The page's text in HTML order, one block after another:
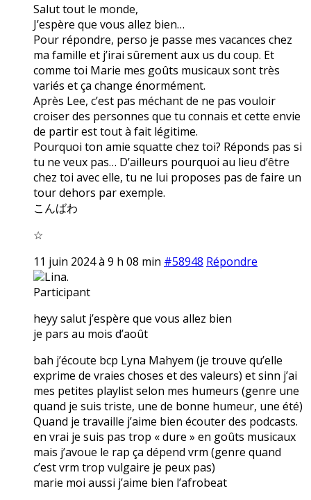
Salut tout le monde,
J’espère que vous allez bien…
Pour répondre, perso je passe mes vacances chez
ma famille et j’irai sûrement aux us du coup. Et
comme toi Marie mes goûts musicaux sont très
variés et ça change énormément.
Après Lee, c’est pas méchant de ne pas vouloir
croiser des personnes que tu connais et cette envie
de partir est tout à fait légitime.
Pourquoi ton amie squatte chez toi? Réponds pas si
tu ne veux pas… D’ailleurs pourquoi au lieu d’être
chez toi avec elle, tu ne lui proposes pas de faire un
tour dehors par exemple.
こんばわ
☆
11 juin 2024 à 9 h 08 min #58948 Répondre
Lina.
Participant
heyy salut j’espère que vous allez bien
je pars au mois d’août
bah j’écoute bcp Lyna Mahyem (je trouve qu’elle
exprime de vraies choses et des valeurs) et sinn j’ai
mes petites playlist selon mes humeurs (genre une
quand je suis triste, une de bonne humeur, une été)
Quand je travaille j’aime bien écouter des podcasts.
en vrai je suis pas trop « dure » en goûts musicaux
mais j’avoue le rap ça dépend vrm (genre quand
c’est vrm trop vulgaire je peux pas)
marie moi aussi j’aime bien l’afrobeat